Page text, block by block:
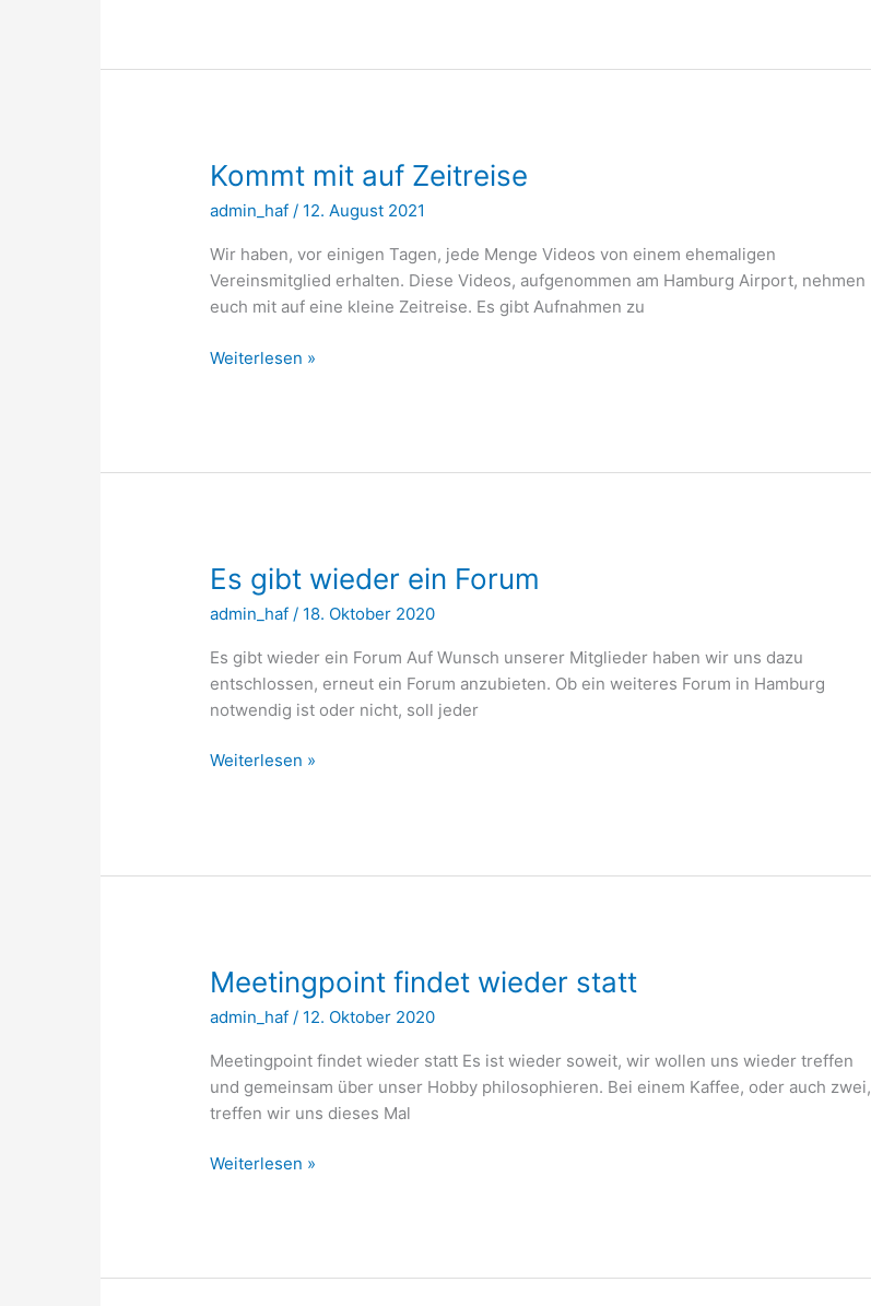
Kommt mit auf Zeitreise
admin_haf/ 12. August 2021
Wir haben, vor einigen Tagen, jede Menge Videos von einem ehemaligen
Vereinsmitglied erhalten. Diese Videos, aufgenommen am Hamburg Airport, nehmen
euch mit auf eine kleine Zeitreise. Es gibt Aufnahmen zu
Kommt
Weiterlesen »
Es gibt wieder ein Forum
admin_haf/ 18. Oktober 2020
Es gibt wieder ein Forum Auf Wunsch unserer Mitglieder haben wir uns dazu
entschlossen, erneut ein Forum anzubieten. Ob ein weiteres Forum in Hamburg
notwendig ist oder nicht, soll jeder
Es
Weiterlesen »
Meetingpoint findet wieder statt
admin_haf/ 12. Oktober 2020
Meetingpoint findet wieder statt Es ist wieder soweit, wir wollen uns wieder treffen
und gemeinsam über unser Hobby philosophieren. Bei einem Kaffee, oder auch zwei,
treffen wir uns dieses Mal
Meetingpoint
Weiterlesen »